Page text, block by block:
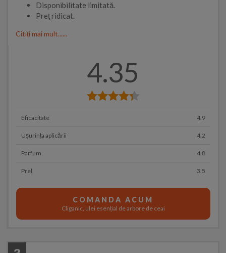
Disponibilitate limitată.
Preț ridicat.
Citiți mai mult......
4.35
Eficacitate 4.9
Ușurința aplicării 4.2
Parfum 4.8
Preț 3.5
COMANDA ACUM
Cliganic, ulei esențial de arbore de ceai